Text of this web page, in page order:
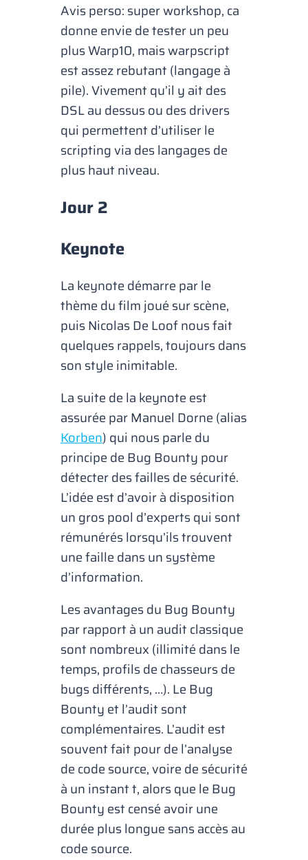
Avis perso: super workshop, ca
donne envie de tester un peu
plus Warp10, mais warpscript
est assez rebutant (langage à
pile). Vivement qu’il y ait des
DSL au dessus ou des drivers
qui permettent d’utiliser le
scripting via des langages de
plus haut niveau.
Jour 2
Keynote
La keynote démarre par le
thème du film joué sur scène,
puis Nicolas De Loof nous fait
quelques rappels, toujours dans
son style inimitable.
La suite de la keynote est
assurée par Manuel Dorne (alias
Korben) qui nous parle du
principe de Bug Bounty pour
détecter des failles de sécurité.
L’idée est d’avoir à disposition
un gros pool d’experts qui sont
rémunérés lorsqu’ils trouvent
une faille dans un système
d’information.
Les avantages du Bug Bounty
par rapport à un audit classique
sont nombreux (illimité dans le
temps, profils de chasseurs de
bugs différents, …). Le Bug
Bounty et l’audit sont
complémentaires. L’audit est
souvent fait pour de l’analyse
de code source, voire de sécurité
à un instantt, alors que le Bug
Bounty est censé avoir une
durée plus longue sans accès au
code source.